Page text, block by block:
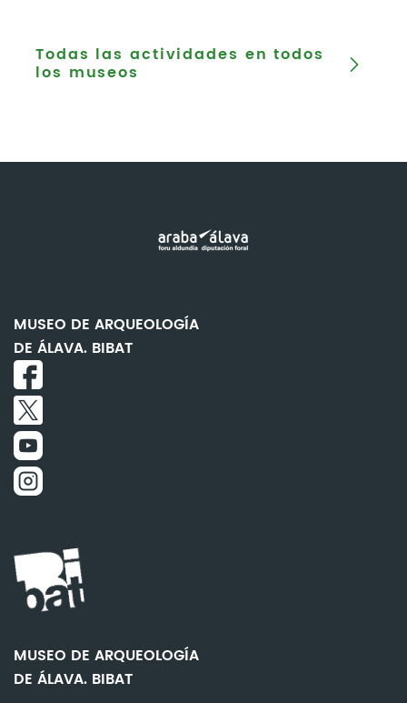
Todas las actividades en todos
los museos
MUSEO DE ARQUEOLOGÍA
DE ÁLAVA. BIBAT
MUSEO DE ARQUEOLOGÍA
DE ÁLAVA. BIBAT